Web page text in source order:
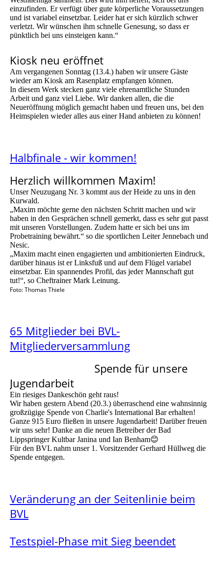
einzufinden. Er verfügt über gute körperliche Voraussetzungen
und ist variabel einsetzbar. Leider hat er sich kürzlich schwer
verletzt. Wir wünschen ihm schnelle Genesung, so dass er
pünktlich bei uns einsteigen kann.“
Kiosk neu eröffnet
Am vergangenen Sonntag (13.4.) haben wir unsere Gäste
wieder am Kiosk am Rasenplatz empfangen können.
In diesem Werk stecken ganz viele ehrenamtliche Stunden
Arbeit und ganz viel Liebe. Wir danken allen, die die
Neueröffnung möglich gemacht haben und freuen uns, bei den
Heimspielen wieder alles aus einer Hand anbieten zu können!
Halbfinale - wir kommen!
Herzlich willkommen Maxim!
Unser Neuzugang Nr. 3 kommt aus der Heide zu uns in den
Kurwald.
„Maxim möchte gerne den nächsten Schritt machen und wir
haben in den Gesprächen schnell gemerkt, dass es sehr gut passt
mit unseren Vorstellungen. Zudem hatte er sich bei uns im
Probetraining bewährt.“ so die sportlichen Leiter Jennebach und
Nesic.
„Maxim macht einen engagierten und ambitionierten Eindruck,
darüber hinaus ist er Linksfuß und auf dem Flügel variabel
einsetzbar. Ein spannendes Profil, das jeder Mannschaft gut
tut!“, so Cheftrainer Mark Leinung.
Foto: Thomas Thiele
65 Mitglieder bei BVL-
Mitgliederversammlung
Spende für unsere
Jugendarbeit
Ein riesiges Dankeschön geht raus!
Wir haben gestern Abend (20.3.) überraschend eine wahnsinnig
großzügige Spende von Charlie's International Bar erhalten!
Ganze 915 Euro fließen in unsere Jugendarbeit! Darüber freuen
wir uns sehr! Danke an die neuen Betreiber der Bad
Lippspringer Kultbar Janina und Ian Benham😊
Für den BVL nahm unser 1. Vorsitzender Gerhard Hüllweg die
Spende entgegen.
Veränderung an der Seitenlinie beim
BVL
Testspiel-Phase mit Sieg beendet